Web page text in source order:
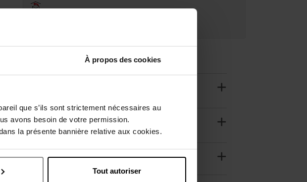
À propos des cookies
que s’ils sont strictement nécessaires au
avons besoin de votre permission.
la présente bannière relative aux cookies.
Tout autoriser